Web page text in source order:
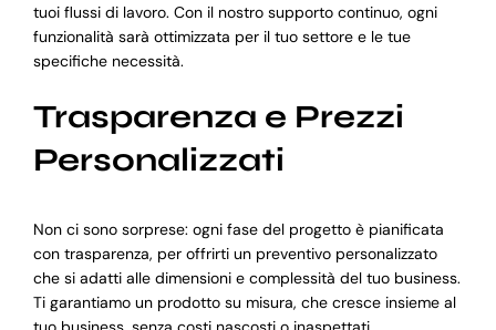
tuoi flussi di lavoro. Con il nostro supporto continuo, ogni
funzionalità sarà ottimizzata per il tuo settore e le tue
specifiche necessità.
Trasparenza e Prezzi
Personalizzati
Non ci sono sorprese: ogni fase del progetto è pianificata
con trasparenza, per offrirti un preventivo personalizzato
che si adatti alle dimensioni e complessità del tuo business.
Ti garantiamo un prodotto su misura, che cresce insieme al